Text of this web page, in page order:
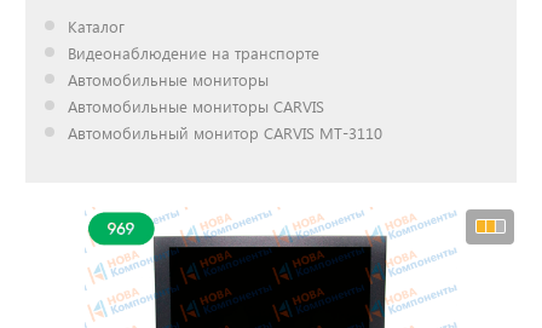
наш счет!
с нами выгодно
склад
г. Нижний Новгород
Каталог
Видеонаблюдение на транспорте
Автомобильные мониторы
Автомобильные мониторы CARVIS
Автомобильный монитор CARVIS MT-3110